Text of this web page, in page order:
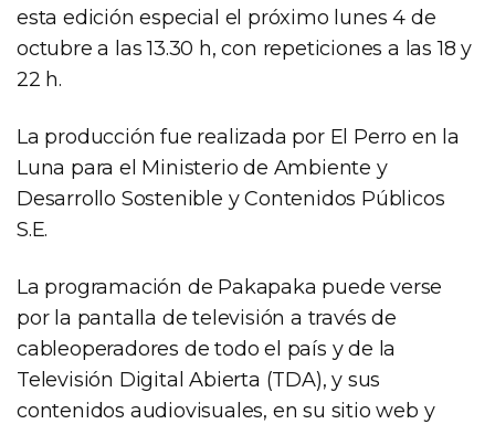
esta edición especial el próximo lunes 4 de
octubre a las 13.30 h, con repeticiones a las 18 y
22 h.
La producción fue realizada por El Perro en la
Luna para el Ministerio de Ambiente y
Desarrollo Sostenible y Contenidos Públicos
S.E.
La programación de Pakapaka puede verse
por la pantalla de televisión a través de
cableoperadores de todo el país y de la
Televisión Digital Abierta (TDA), y sus
contenidos audiovisuales, en su sitio web y